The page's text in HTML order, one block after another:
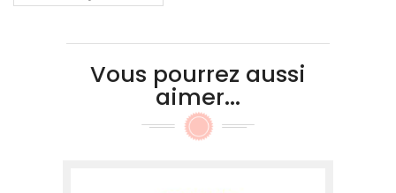
Vous pourrez aussi
aimer...